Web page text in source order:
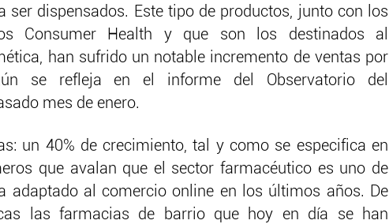
ser dispensados. Este tipo de productos, junto con los
Consumer Health y que son los destinados al
han sufrido un notable incremento de ventas por
se refleja en el informe del Observatorio del
mes de enero.
un 40% de crecimiento, tal y como se especifica en
que avalan que el sector farmacéutico es uno de
adaptado al comercio online en los últimos años. De
las farmacias de barrio que hoy en día se han